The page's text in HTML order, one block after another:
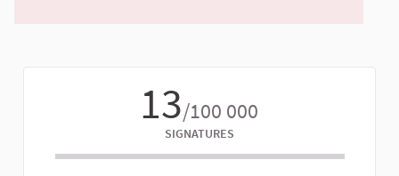
13/100 000
SIGNATURES